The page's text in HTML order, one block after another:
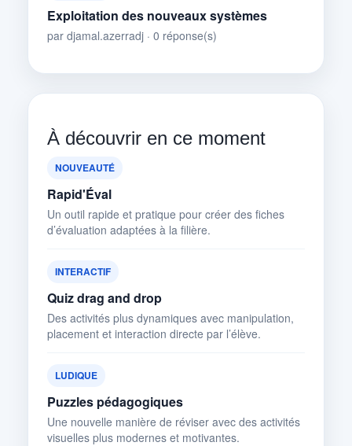
Exploitation des nouveaux systèmes
par djamal.azerradj · 0 réponse(s)
À découvrir en ce moment
NOUVEAUTÉ
Rapid'Éval
Un outil rapide et pratique pour créer des fiches
d’évaluation adaptées à la filière.
INTERACTIF
Quiz drag and drop
Des activités plus dynamiques avec manipulation,
placement et interaction directe par l’élève.
LUDIQUE
Puzzles pédagogiques
Une nouvelle manière de réviser avec des activités
visuelles plus modernes et motivantes.